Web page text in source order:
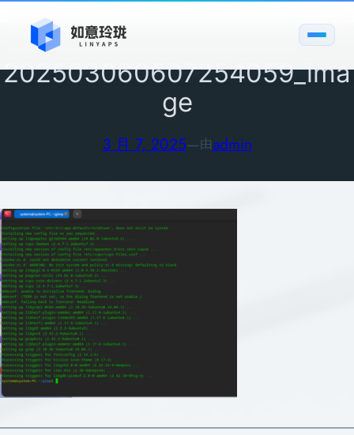
容
202503060607254059_ima
ge
3 月 7, 2025—由admin